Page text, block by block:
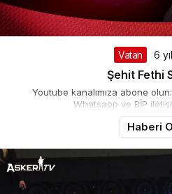
Vatan 6
Şehit Fethi
Youtube kanalımıza abone
Whatsapp ve BİP
Haberi